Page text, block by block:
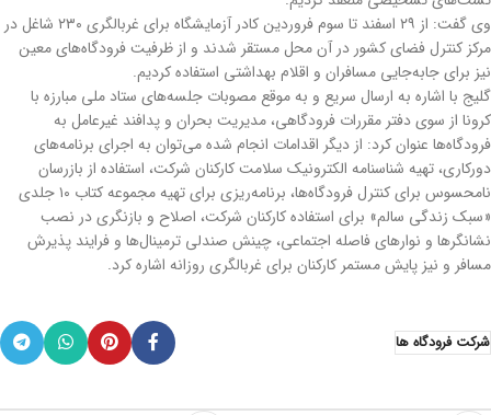
وي گفت: از ۲۹ اسفند تا سوم فروردين کادر آزمايشگاه براي غربالگري ۲۳۰ شاغل در
مرکز کنترل فضاي کشور در آن محل مستقر شدند و از ظرفيت فرودگاه‌های معين
نيز براي جابه‌جایی مسافران و اقلام بهداشتي استفاده کرديم.
گليج با اشاره به ارسال سريع و به موقع مصوبات جلسه‌های ستاد ملي مبارزه با
کرونا از سوي دفتر مقررات فرودگاهي، مديريت بحران و پدافند غيرعامل به
فرودگاه‌ها عنوان کرد: از ديگر اقدامات انجام شده می‌توان به اجراي برنامه‌های
دورکاري، تهيه شناسنامه الکترونيک سلامت کارکنان شرکت، استفاده از بازرسان
نامحسوس براي کنترل فرودگاه‌ها، برنامه‌ریزی براي تهيه مجموعه کتاب ۱۰ جلدي
«سبک زندگي سالم» براي استفاده کارکنان شرکت، اصلاح و بازنگري در نصب
نشانگرها و نوارهاي فاصله اجتماعي، چينش صندلي ترمینال‌ها و فرايند پذيرش
مسافر و نيز پايش مستمر کارکنان براي غربالگري روزانه اشاره کرد.
شرکت فرودگاه ها